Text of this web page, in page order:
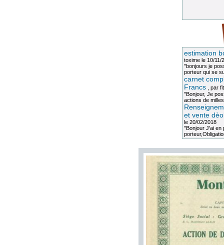
estimation
toximele 10/11/
"bonjours je
porteur qui se
carnet
Francs, par
"Bonjour, Je
actions de
et vente
le 20/02/2018
"Bonjour J'ai en